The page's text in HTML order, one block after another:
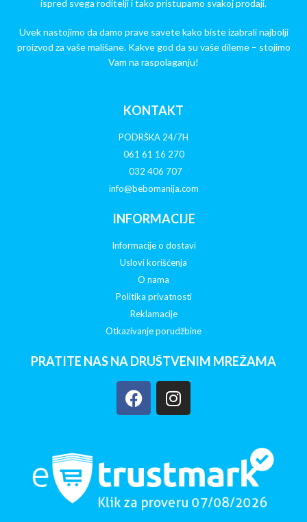
ispred svega roditelji i tako pristupamo svakoj prodaji.
Uvek nastojimo da damo prave savete kako biste izabrali najbolji
proizvod za vaše mališane. Kakve god da su vaše dileme – stojimo
Vam na raspolaganju!
KONTAKT
PODRŠKA 24/7H
061 61 16 270
032 406 707
info@bebomanija.com
INFORMACIJE
Informacije o dostavi
Uslovi korišćenja
O nama
Politika privatnosti
Reklamacije
Otkazivanje porudžbine
PRATITE NAS NA DRUŠTVENIM MREŽAMA